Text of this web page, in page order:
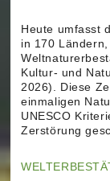
Heute umfasst
in 170
Kultur- und
2026). Diese
einmaligen
UNESCO
Zerstörung